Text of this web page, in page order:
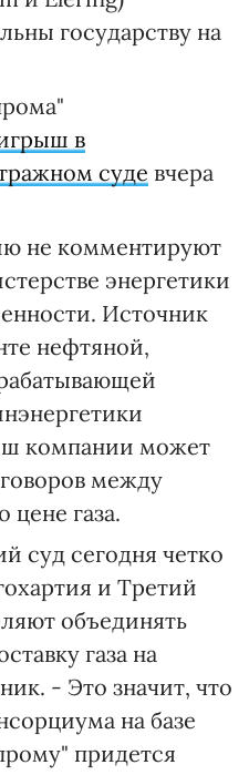
государству на
в
суде вчера
не комментируют
энергетики
Источник
нефтяной,
компании может
между
цене газа.
суд сегодня четко
и Третий
объединять
газа на
- Это значит, что
на базе
придется